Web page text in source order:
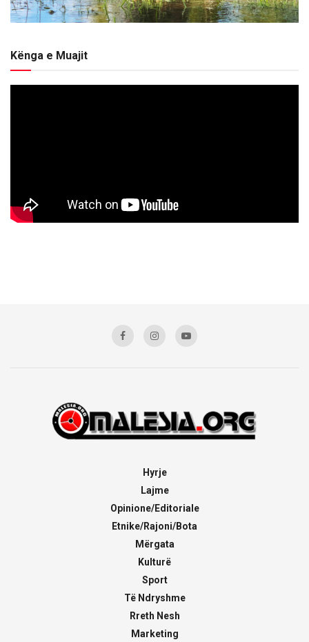
Kënga e Muajit
Hyrje
Lajme
Opinione/Editoriale
Etnike/Rajoni/Bota
Mërgata
Kulturë
Sport
Të Ndryshme
Rreth Nesh
Marketing